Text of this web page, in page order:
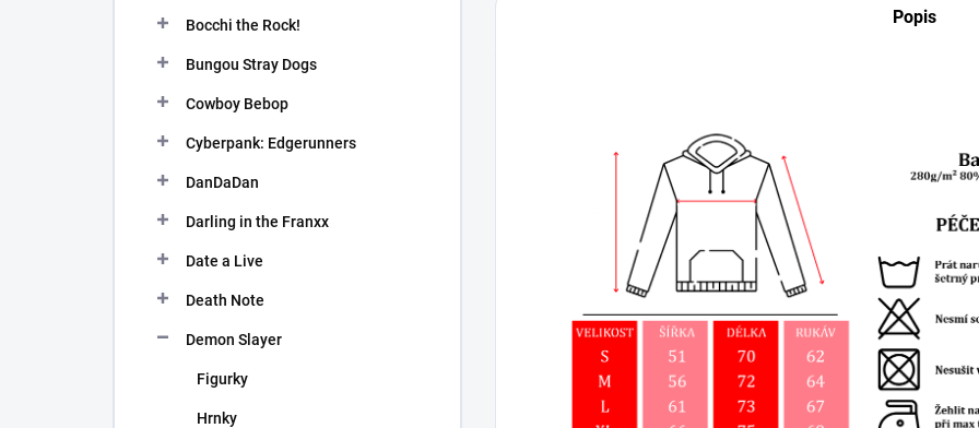
Bocchi the Rock!
Bungou Stray Dogs
Cowboy Bebop
Cyberpank: Edgerunners
DanDaDan
Darling in the Franxx
Date a Live
Death Note
Demon Slayer
Figurky
Hrnky
Popis